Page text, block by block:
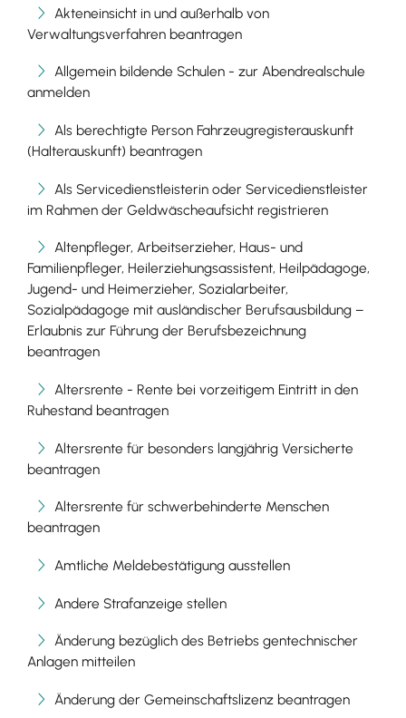
Akteneinsicht in und außerhalb von
Verwaltungsverfahren beantragen
Allgemein bildende Schulen - zur Abendrealschule
anmelden
Als berechtigte Person Fahrzeugregisterauskunft
(Halterauskunft) beantragen
Als Servicedienstleisterin oder Servicedienstleister
im Rahmen der Geldwäscheaufsicht registrieren
Altenpfleger, Arbeitserzieher, Haus- und
Familienpfleger, Heilerziehungsassistent, Heilpädagoge,
Jugend- und Heimerzieher, Sozialarbeiter,
Sozialpädagoge mit ausländischer Berufsausbildung –
Erlaubnis zur Führung der Berufsbezeichnung
beantragen
Altersrente - Rente bei vorzeitigem Eintritt in den
Ruhestand beantragen
Altersrente für besonders langjährig Versicherte
beantragen
Altersrente für schwerbehinderte Menschen
beantragen
Amtliche Meldebestätigung ausstellen
Andere Strafanzeige stellen
Änderung bezüglich des Betriebs gentechnischer
Anlagen mitteilen
Änderung der Gemeinschaftslizenz beantragen